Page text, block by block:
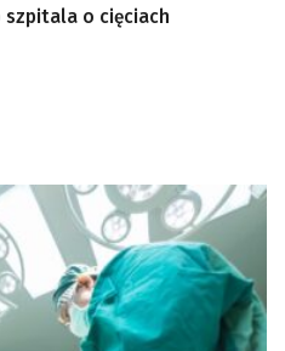
szpitala o cięciach